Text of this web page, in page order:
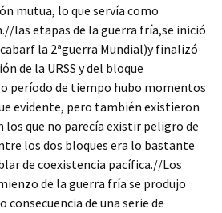
mutua, lo que servía como
las etapas de la guerra fría,se inició
la 2ªguerra Mundial)y finalizó
de la URSS y del bloque
período de tiempo hubo momentos
evidente, pero también existieron
que no parecía existir peligro de
los dos bloques era lo bastante
de coexistencia pacífica.//Los
de la guerra fría se produjo
consecuencia de una serie de